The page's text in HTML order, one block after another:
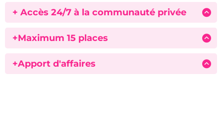
pour t’aider à passer à l’action dès maintenant, sans
t’éparpiller.
+ Accès 24/7 à la communauté privée
partager tes victoires (et tes galères), et sentir que tu fais
vraiment partie d’un cercle qui te tire vers le haut.
+Maximum 15 places
progresser
+Apport d'affaires